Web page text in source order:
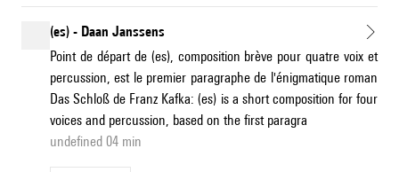
(es) - Daan Janssens
Point de départ de (es), composition brève pour quatre voix et
percussion, est le premier paragraphe de l'énigmatique roman
Das Schloß de Franz Kafka: (es) is a short composition for four
voices and percussion, based on the first paragra
undefined 04 min